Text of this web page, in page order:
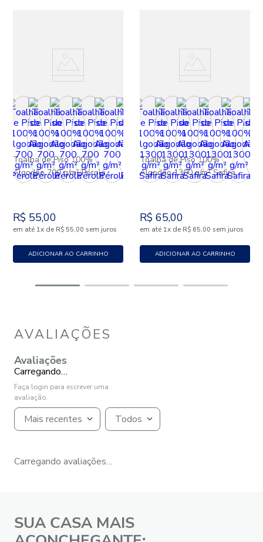
Toalha de Piso 100%
Algodão 700 g/m² Pérola
R$ 55,00
em até 1x de R$ 55,00 sem juros
ADICIONAR AO CARRINHO
Toalha de Piso 100%
Algodão 1300 g/m² Safira
R$ 65,00
em até 1x de R$ 65,00 sem juros
ADICIONAR AO CARRINHO
AVALIAÇÕES
Avaliações
Carregando…
Faça login para escrever uma
avaliação.
Mais recentes Todos
Carregando avaliações…
SUA CASA MAIS